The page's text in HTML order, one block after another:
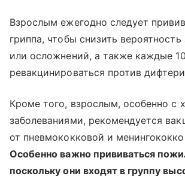
Взрослым ежегодно следует
гриппа, чтобы снизить вероятность
или осложнений, а также каждые
ревакцинироваться против
Кроме того, взрослым, особенно с
заболеваниями, рекомендуется
от пневмококковой и
Особенно важно прививаться
поскольку они входят в группу